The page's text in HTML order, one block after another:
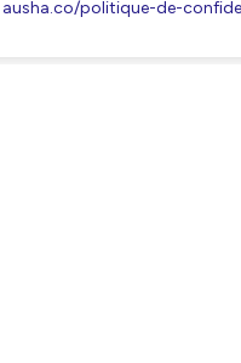
ausha.co/politique-de-